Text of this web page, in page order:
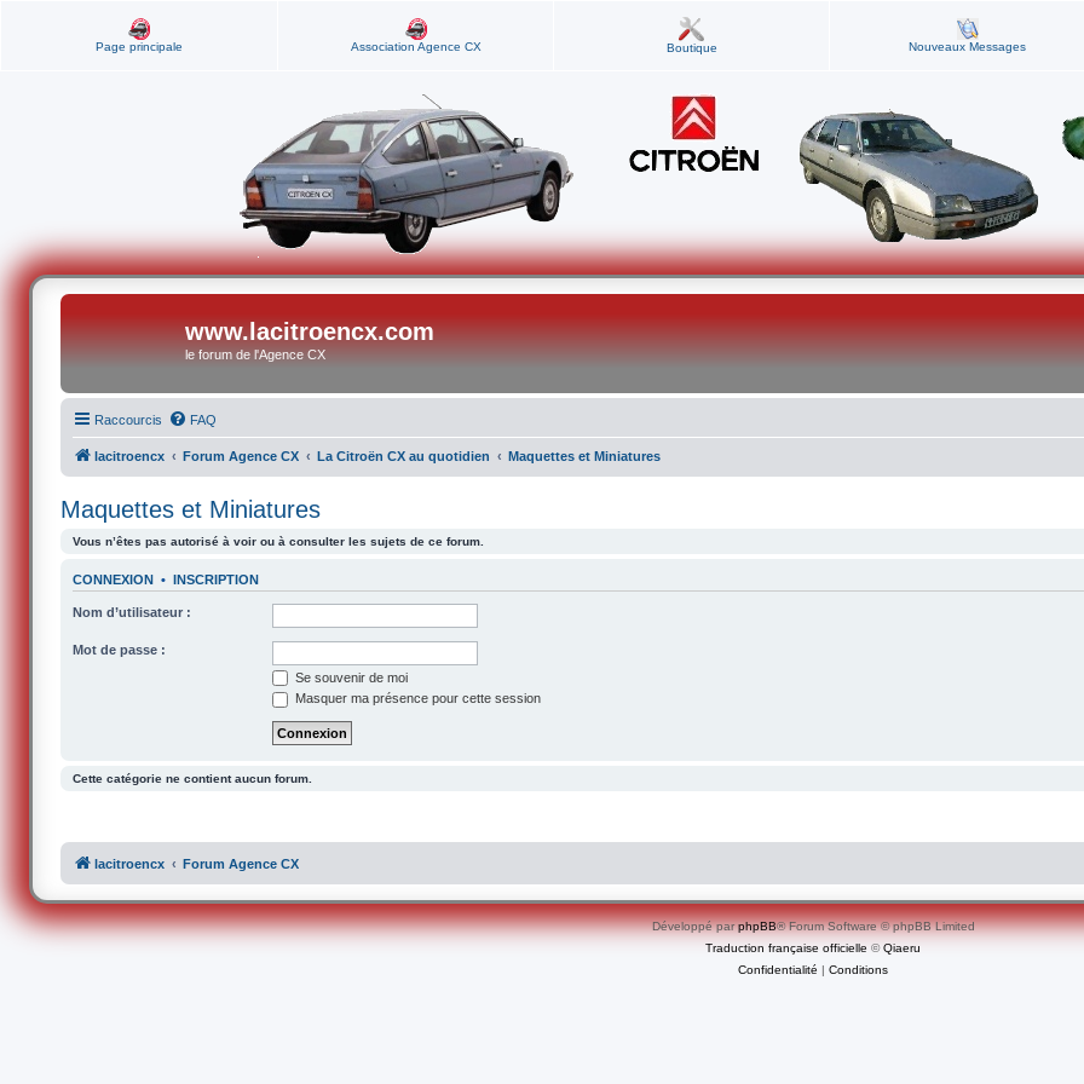
Page principale Association Agence CX Boutique Nouveaux Messages
www.lacitroencx.com
le forum de l'Agence CX
Raccourcis FAQ
lacitroencx Forum Agence CX La Citroën CX au quotidien Maquettes et Miniatures
Maquettes et Miniatures
Vous n’êtes pas autorisé à voir ou à consulter les sujets de ce forum.
CONNEXION • INSCRIPTION
Nom d’utilisateur :
Mot de passe :
Se souvenir de moi
Masquer ma présence pour cette session
Cette catégorie ne contient aucun forum.
lacitroencx Forum Agence CX
Développé parphpBB® Forum Software © phpBB Limited
Traduction française officielle ©Qiaeru
Confidentialité | Conditions